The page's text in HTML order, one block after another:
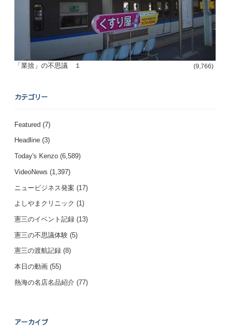
「業捨」の不思議 １ (9,766)
カテゴリー
Featured (7)
Headline (3)
Today's Kenzo (6,589)
VideoNews (1,397)
ニュービジネス発案 (17)
よしやまクリニック (1)
憲三のイベント記録 (13)
憲三の不思議体験 (5)
憲三の渡航記録 (8)
本日の動画 (55)
熱海の名店名品紹介 (77)
アーカイブ